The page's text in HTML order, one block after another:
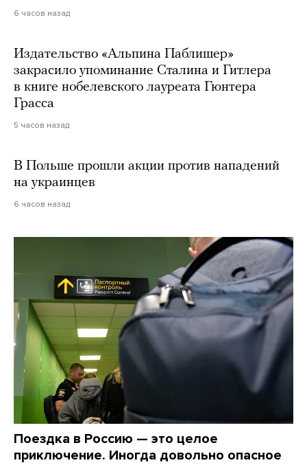
6 часов назад
Издательство «Альпина Паблишер»
закрасило упоминание Сталина и Гитлера
в книге нобелевского лауреата Гюнтера
Грасса
5 часов назад
В Польше прошли акции против нападений
на украинцев
6 часов назад
Поездка в Россию — это целое
приключение. Иногда довольно опасное